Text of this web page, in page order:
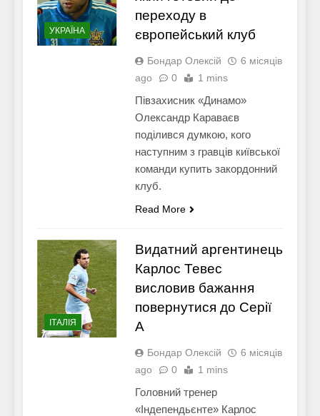
УКРАЇНА
переходу в
європейський клуб
Бондар Олексій
6 місяців
ago
0 1 mins
Півзахисник «Динамо»
Олександр Караваєв
поділився думкою, кого
наступним з гравців київської
команди купить закордонний
клуб.
Read More
ІТАЛІЯ
Видатний аргентинець
Карлос Тевес
висловив бажання
повернутися до Серії
А
Бондар Олексій
6 місяців
ago
0 1 mins
Головний тренер
«Індепендьєнте» Карлос